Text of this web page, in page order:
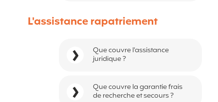
L'assistance rapatriement
Que couvre l'assistance
juridique ?
Que couvre la garantie frais
de recherche et secours ?